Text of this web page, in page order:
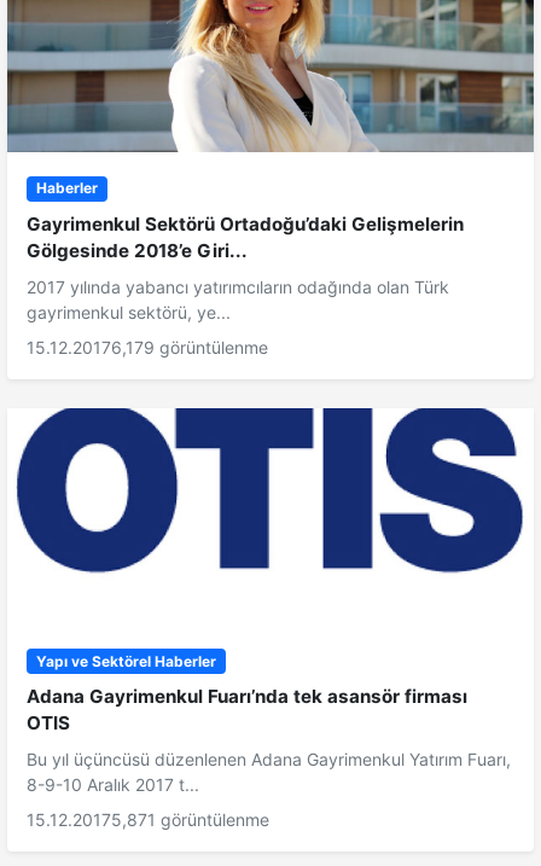
Haberler
Gayrimenkul Sektörü Ortadoğu’daki Gelişmelerin
Gölgesinde 2018’e Giri...
2017 yılında yabancı yatırımcıların odağında olan Türk
gayrimenkul sektörü, ye...
15.12.20176,179 görüntülenme
Yapı ve Sektörel Haberler
Adana Gayrimenkul Fuarı’nda tek asansör firması
OTIS
Bu yıl üçüncüsü düzenlenen Adana Gayrimenkul Yatırım Fuarı,
8-9-10 Aralık 2017 t...
15.12.20175,871 görüntülenme